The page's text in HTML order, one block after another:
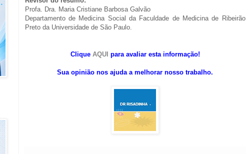
Profa. Dra. Maria Cristiane Barbosa Galvão
Departamento de Medicina Social da Faculdade de Medicina de Ribeirão
Preto da Universidade de São Paulo.
Clique AQUI para avaliar esta informação!
Sua opinião nos ajuda a melhorar nosso trabalho.